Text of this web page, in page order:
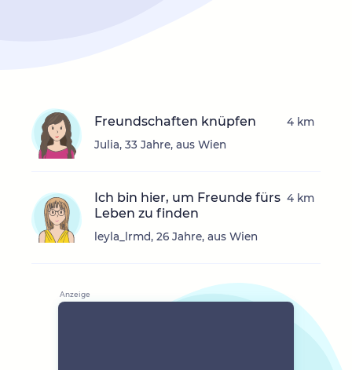
Freundschaften knüpfen
Julia, 33 Jahre, aus Wien
4 km
Ich bin hier, um Freunde fürs
Leben zu finden
leyla_lrmd, 26 Jahre, aus Wien
4 km